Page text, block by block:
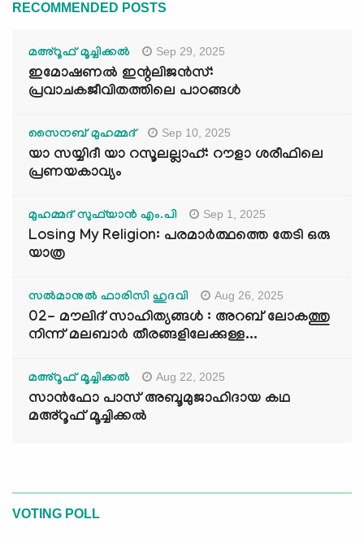
RECOMMENDED POSTS
മഅ്റൂഫ് മൂച്ചിക്കല്‍ Sep 29, 2025
ഇമോഷണൽ ഇന്റലിജൻസ്:
പ്രവാചകജീവിതത്തിലെ പാഠങ്ങൾ
സൈനബ് മുഹമ്മദ് Sep 10, 2025
യാ സയ്യിദീ യാ റസൂലല്ലാഹ്: റൗളാ ശരീഫിലെ
പ്രണയകാവ്യം
മുഹമ്മദ് സുഫ്‌യാൻ എം.പി Sep 1, 2025
Losing My Religion: പരമാർത്ഥത്തെ തേടി ഒരു
യാത്ര
സൽമാനുൽ ഫാരിസി ഹുദവി Aug 26, 2025
02- മൗലിദ് സാഹിത്യങ്ങൾ : അറബ് ലോകത്തു
നിന്ന് മലബാർ തീരങ്ങളിലേക്കുള്ള...
മഅ്റൂഫ് മൂച്ചിക്കല്‍ Aug 22, 2025
സാൻഫോ പാസ് അബൂമുജാഹിദായ കഥ
മഅ്റൂഫ് മൂച്ചിക്കല്‍
VOTING POLL